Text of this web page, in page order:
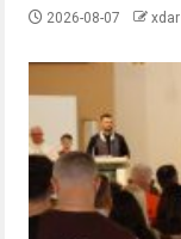
2026-08-07 xdar